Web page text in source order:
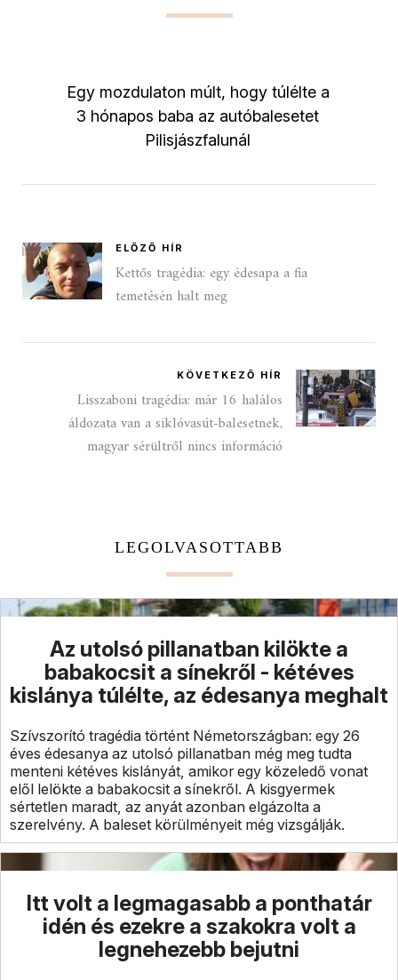
Egy mozdulaton múlt, hogy túlélte a
3 hónapos baba az autóbalesetet
Pilisjászfalunál
ELŐZŐ HÍR
Kettős tragédia: egy édesapa a fia
temetésén halt meg
KÖVETKEZŐ HÍR
Lisszaboni tragédia: már 16 halálos
áldozata van a siklóvasút-balesetnek,
magyar sérültről nincs információ
LEGOLVASOTTABB
Az utolsó pillanatban kilökte a
babakocsit a sínekről - kétéves
kislánya túlélte, az édesanya meghalt
Szívszorító tragédia történt Németországban: egy 26
éves édesanya az utolsó pillanatban még meg tudta
menteni kétéves kislányát, amikor egy közeledő vonat
elől lelökte a babakocsit a sínekről. A kisgyermek
sértetlen maradt, az anyát azonban elgázolta a
szerelvény. A baleset körülményeit még vizsgálják.
Itt volt a legmagasabb a ponthatár
idén és ezekre a szakokra volt a
legnehezebb bejutni